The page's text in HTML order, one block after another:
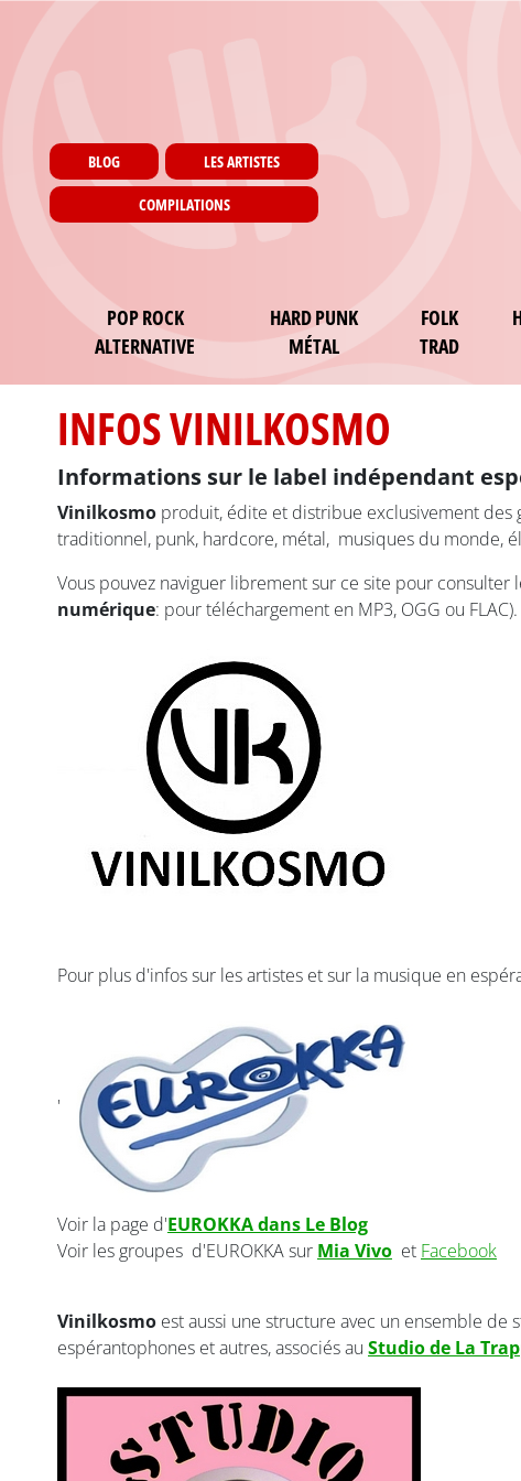
PagesBLOG LES ARTISTES
COMPILATIONS
POP ROCK
ALTERNATIVE
HARD PUNK
MÉTAL
FOLK
TRAD
INFOS VINILKOSMO
Informations sur le label indépendant
Vinilkosmo produit, édite et distribue exclusivement des
traditionnel, punk, hardcore, métal, musiques du monde,
Vous pouvez naviguer librement sur ce site pour
numérique: pour téléchargement en MP3, OGG ou FLAC).
Pour plus d'infos sur les artistes et sur la musique en
'
Voir la page d'EUROKKA dans Le Blog
Voir les groupes d'EUROKKA sur Mia Vivo et Facebook
Vinilkosmo est aussi une structure avec un ensemble
espérantophones et autres, associés au Studio de La